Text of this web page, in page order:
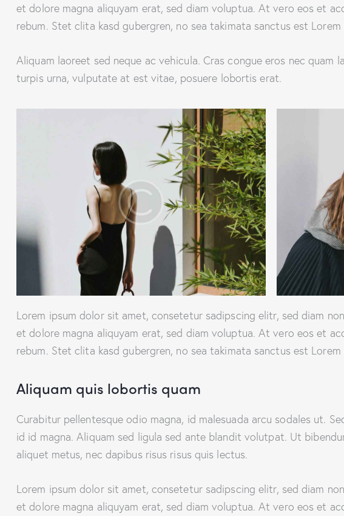
et dolore magna aliquyam erat, sed diam voluptua. At vero eos et
rebum. Stet clita kasd gubergren, no sea takimata sanctus est
Aliquam laoreet sed neque ac vehicula. Cras congue eros nec quam
turpis urna, vulputate at est vitae, posuere lobortis erat.
Lorem ipsum dolor sit amet, consetetur sadipscing elitr, sed diam
et dolore magna aliquyam erat, sed diam voluptua. At vero eos et
rebum. Stet clita kasd gubergren, no sea takimata sanctus est
Aliquam quis lobortis quam
Curabitur pellentesque odio magna, id malesuada arcu sodales ut.
id id magna. Aliquam sed ligula sed ante blandit volutpat. Ut
aliquet metus, nec dapibus risus risus quis lectus.
Lorem ipsum dolor sit amet, consetetur sadipscing elitr, sed diam
et dolore magna aliquyam erat, sed diam voluptua. At vero eos et